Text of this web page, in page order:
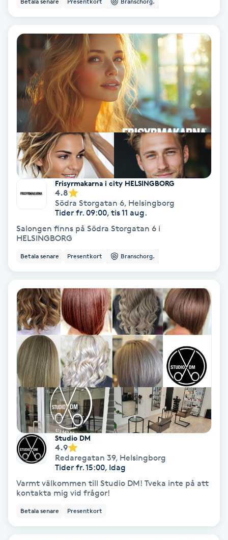
Babylights
Balayage
Bambumassage
Barber
Barnklippning
BIAB
Brynfärgning
Brynplockning
Bröllopsuppsättning
Celluliter
Coachning
Color correction
Cryoterapi
Frisyrmakarna i city HELSINGBORG
4.8
Södra Storgatan 6, Helsingborg
Tider fr. 09:00, tis 11 aug.
Salongen finns på Södra Storgatan 6 i
HELSINGBORG
Betala senare Presentkort Branschorg.
Studio DM
4.9
Redaregatan 39, Helsingborg
Tider fr. 15:00, Idag
Varmt välkommen till Studio DM! Tveka inte på att
kontakta mig vid frågor!
Betala senare Presentkort